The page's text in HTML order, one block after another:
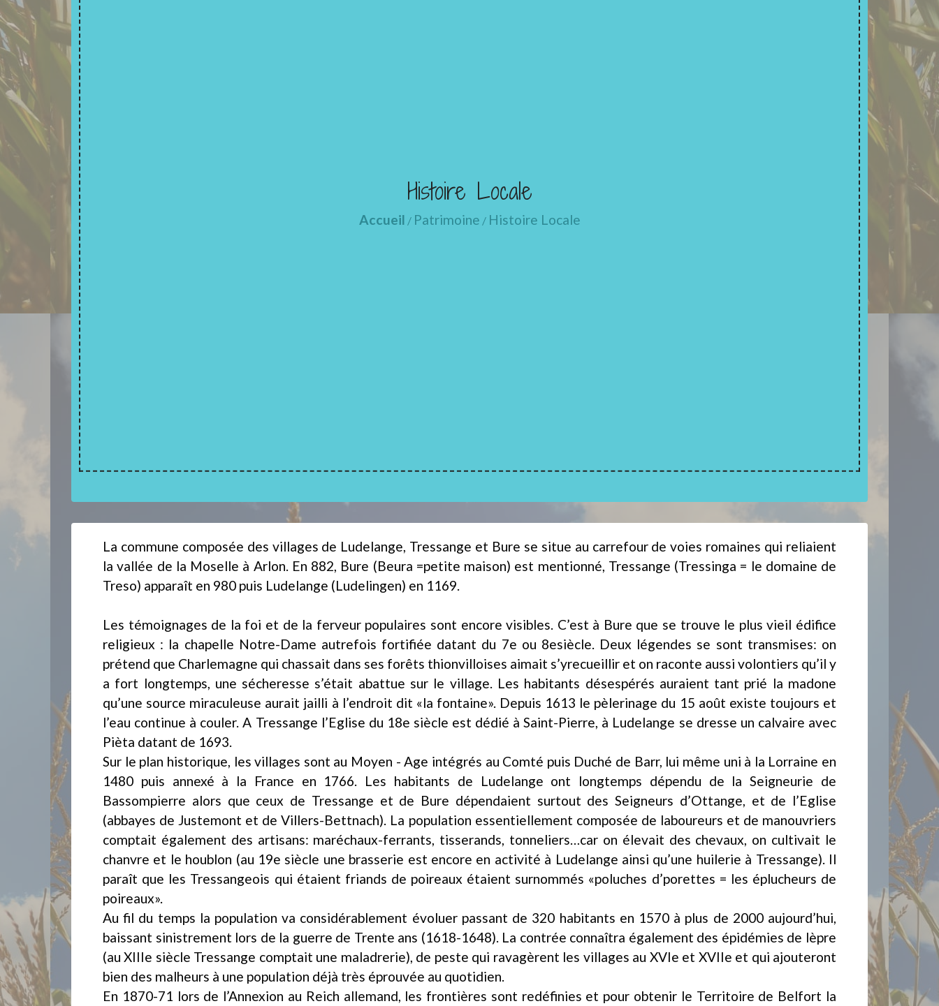
Histoire Locale
Accueil / Patrimoine / Histoire Locale
La commune composée des villages de Ludelange, Tressange et Bure se situe au carrefour de voies romaines qui reliaient
la vallée de la Moselle à Arlon. En 882, Bure (Beura =petite maison) est mentionné, Tressange (Tressinga = le domaine de
Treso) apparaît en 980 puis Ludelange (Ludelingen) en 1169.
Les témoignages de la foi et de la ferveur populaires sont encore visibles. C’est à Bure que se trouve le plus vieil édifice
religieux : la chapelle Notre-Dame autrefois fortifiée datant du 7e ou 8esiècle. Deux légendes se sont transmises: on
prétend que Charlemagne qui chassait dans ses forêts thionvilloises aimait s’yrecueillir et on raconte aussi volontiers qu’il y
a fort longtemps, une sécheresse s’était abattue sur le village. Les habitants désespérés auraient tant prié la madone
qu’une source miraculeuse aurait jailli à l’endroit dit «la fontaine». Depuis 1613 le pèlerinage du 15 août existe toujours et
l’eau continue à couler. A Tressange l’Eglise du 18e siècle est dédié à Saint-Pierre, à Ludelange se dresse un calvaire avec
Pièta datant de 1693.
Sur le plan historique, les villages sont au Moyen - Age intégrés au Comté puis Duché de Barr, lui même uni à la Lorraine en
1480 puis annexé à la France en 1766. Les habitants de Ludelange ont longtemps dépendu de la Seigneurie de
Bassompierre alors que ceux de Tressange et de Bure dépendaient surtout des Seigneurs d’Ottange, et de l’Eglise
(abbayes de Justemont et de Villers-Bettnach). La population essentiellement composée de laboureurs et de manouvriers
comptait également des artisans: maréchaux-ferrants, tisserands, tonneliers…car on élevait des chevaux, on cultivait le
chanvre et le houblon (au 19e siècle une brasserie est encore en activité à Ludelange ainsi qu’une huilerie à Tressange). Il
paraît que les Tressangeois qui étaient friands de poireaux étaient surnommés «poluches d’porettes = les éplucheurs de
poireaux».
Au fil du temps la population va considérablement évoluer passant de 320 habitants en 1570 à plus de 2000 aujourd’hui,
baissant sinistrement lors de la guerre de Trente ans (1618-1648). La contrée connaîtra également des épidémies de lèpre
(au XIIIe siècle Tressange comptait une maladrerie), de peste qui ravagèrent les villages au XVIe et XVIIe et qui ajouteront
bien des malheurs à une population déjà très éprouvée au quotidien.
En 1870-71 lors de l’Annexion au Reich allemand, les frontières sont redéfinies et pour obtenir le Territoire de Belfort la